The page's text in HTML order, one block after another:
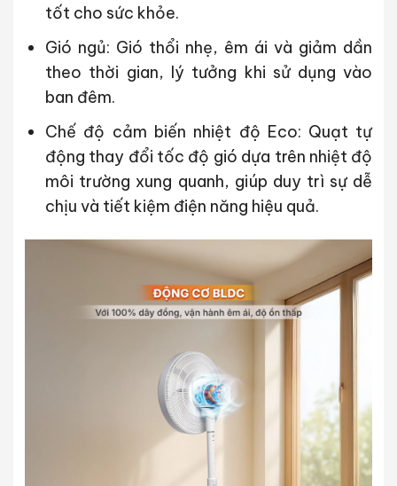
tốt cho sức khỏe.
Gió ngủ: Gió thổi nhẹ, êm ái và giảm dần
theo thời gian, lý tưởng khi sử dụng vào
ban đêm.
Chế độ cảm biến nhiệt độ Eco: Quạt tự
động thay đổi tốc độ gió dựa trên nhiệt độ
môi trường xung quanh, giúp duy trì sự dễ
chịu và tiết kiệm điện năng hiệu quả.